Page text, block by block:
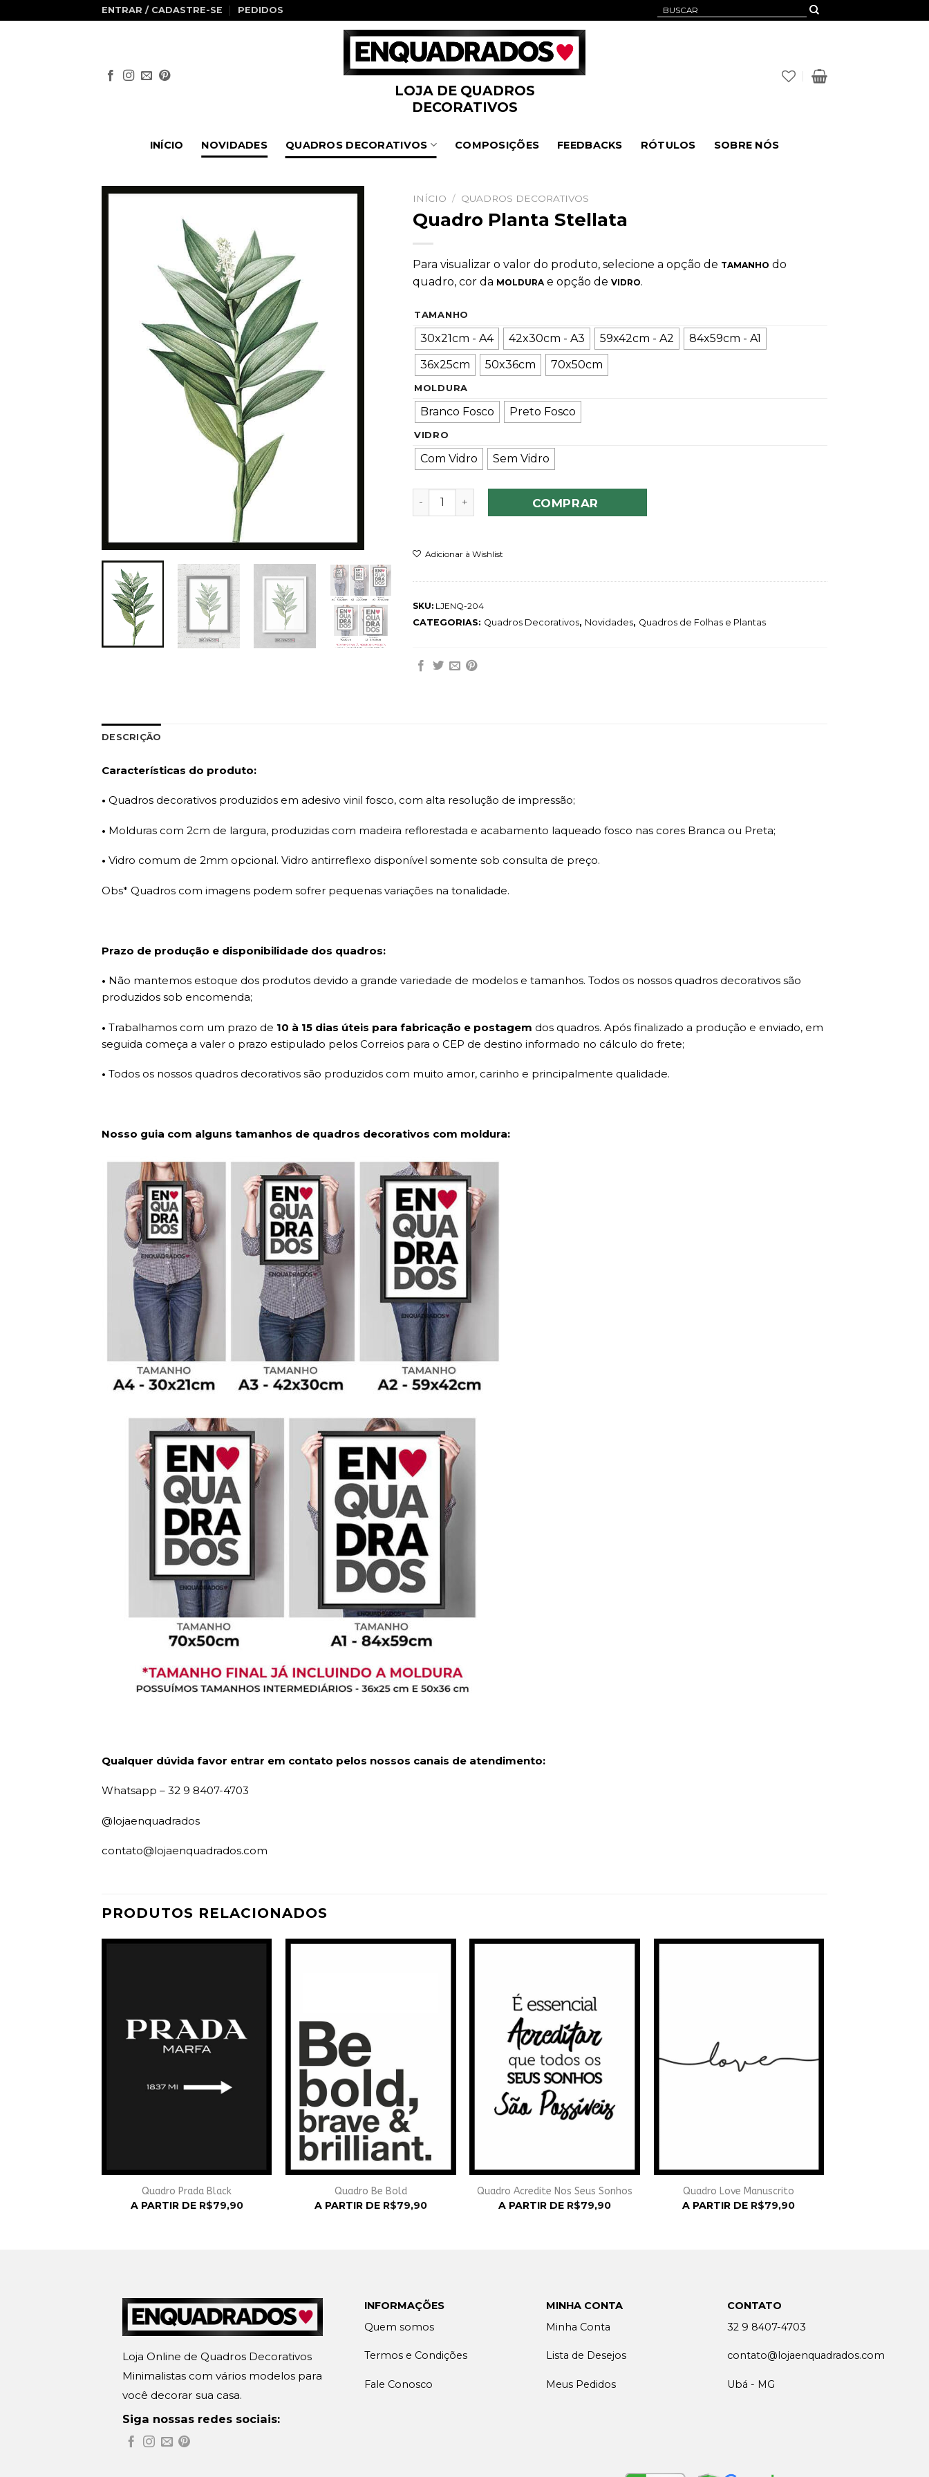
to
ENTRAR / CADASTRE-SE PEDIDOS
Pesquisar
por:
LOJA DE QUADROS
DECORATIVOS
INÍCIO NOVIDADES QUADROS DECORATIVOS COMPOSIÇÕES FEEDBACKS RÓTULOS SOBRE NÓS
INÍCIO / QUADROS DECORATIVOS
Quadro Planta Stellata
Para visualizar o valor do produto, selecione a opção de TAMANHO do
quadro, cor da MOLDURA e opção de VIDRO.
TAMANHO
30x21cm - A4 42x30cm - A3 59x42cm - A2
84x59cm - A1
36x25cm
50x36cm 70x50cm
MOLDURA
Branco Fosco Preto Fosco
VIDRO
Com Vidro Sem Vidro
Quadro Planta Stellata quantidade
COMPRAR
Adicionar à Wishlist
SKU: LJENQ-204
CATEGORIAS: Quadros Decorativos, Novidades, Quadros de Folhas e Plantas
DESCRIÇÃO
Características do produto:
• Quadros decorativos produzidos em adesivo vinil fosco, com alta resolução de impressão;
• Molduras com 2cm de largura, produzidas com madeira reflorestada e acabamento laqueado fosco nas cores Branca ou Preta;
• Vidro comum de 2mm opcional. Vidro antirreflexo disponível somente sob consulta de preço.
Obs* Quadros com imagens podem sofrer pequenas variações na tonalidade.
Prazo de produção e disponibilidade dos quadros:
• Não mantemos estoque dos produtos devido a grande variedade de modelos e tamanhos. Todos os nossos quadros decorativos são
produzidos sob encomenda;
• Trabalhamos com um prazo de 10 à 15 dias úteis para fabricação e postagem dos quadros. Após finalizado a produção e enviado, em
seguida começa a valer o prazo estipulado pelos Correios para o CEP de destino informado no cálculo do frete;
• Todos os nossos quadros decorativos são produzidos com muito amor, carinho e principalmente qualidade.
Nosso guia com alguns tamanhos de quadros decorativos com moldura:
Qualquer dúvida favor entrar em contato pelos nossos canais de atendimento:
Whatsapp – 32 9 8407-4703
@lojaenquadrados
contato@lojaenquadrados.com
PRODUTOS RELACIONADOS
Quadro Prada Black
A PARTIR DE R$79,90
Adicionar
Quadro Be Bold
A PARTIR DE R$79,90
Adicionar
Quadro Acredite Nos Seus Sonhos
A PARTIR DE R$79,90
Adicionar
Quadro Love Manuscrito
A PARTIR DE R$79,90
Loja Online de Quadros Decorativos
Minimalistas com vários modelos para
você decorar sua casa.
Siga nossas redes sociais:
INFORMAÇÕES
Quem somos
Termos e Condições
Fale Conosco
MINHA CONTA
Minha Conta
Lista de Desejos
Meus Pedidos
CONTATO
32 9 8407-4703
contato@lojaenquadrados.com
Ubá - MG